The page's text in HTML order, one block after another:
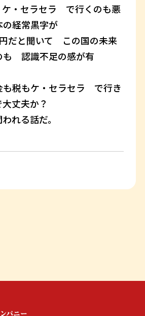
・セラセラ で行くのも悪
経常黒字が
だと聞いて この国の未来
も 認識不足の感が有
税もケ・セラセラ で行き
丈夫か？
れる話だ。